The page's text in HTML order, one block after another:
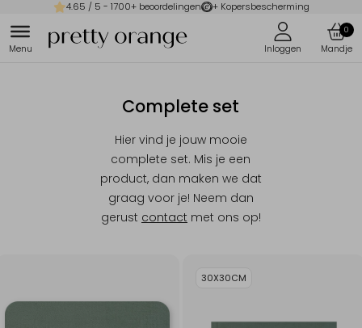
4.65 / 5 - 1700+ beoordelingen + Kopersbescherming
0
Complete set
Hier vind je jouw mooie
complete set. Mis je een
product, dan maken we dat
graag voor je! Neem dan
gerust contact met ons op!
30X30CM